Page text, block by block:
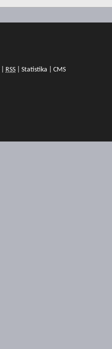
RSS Statistika CMS